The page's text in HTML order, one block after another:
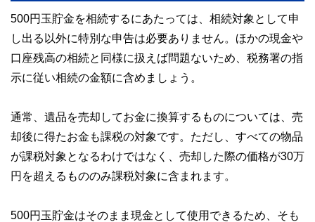
500円玉貯金を相続するにあたっては、相続対象として申
し出る以外に特別な申告は必要ありません。ほかの現金や
口座残高の相続と同様に扱えば問題ないため、税務署の指
示に従い相続の金額に含めましょう。
通常、遺品を売却してお金に換算するものについては、売
却後に得たお金も課税の対象です。ただし、すべての物品
が課税対象となるわけではなく、売却した際の価格が30万
円を超えるもののみ課税対象に含まれます。
500円玉貯金はそのまま現金として使用できるため、そも